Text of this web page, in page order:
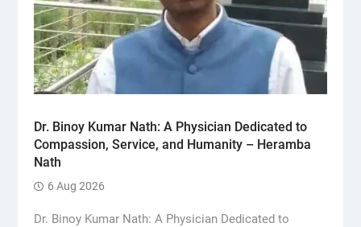
Dr. Binoy Kumar Nath: A Physician Dedicated to
Compassion, Service, and Humanity – Heramba
Nath
6 Aug 2026
Dr. Binoy Kumar Nath: A Physician Dedicated to